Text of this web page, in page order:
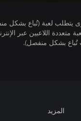
يتطلب لعبة (تُباع بشكل
تُباع بشكل منفصل).
المزيد